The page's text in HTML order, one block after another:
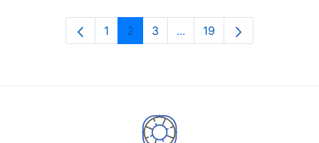
Orrialdea
1 Orrialdea
2 Orrialdea
3 ...Intermediate Pages Use
Orrialdea
19